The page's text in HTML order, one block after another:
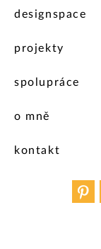
designspace
projekty
spolupráce
o mně
kontakt